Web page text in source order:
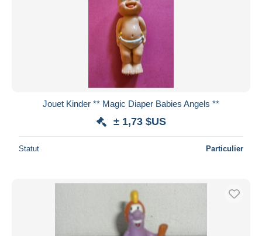
Jouet Kinder ** Magic Diaper Babies Angels **
± 1,73 $US
Statut Particulier